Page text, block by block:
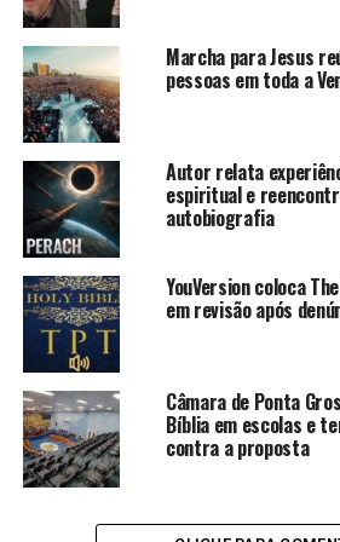
Marcha para Jesus
pessoas em toda a
Autor relata
espiritual e
autobiografia
YouVersion coloca
em revisão após
Câmara de Ponta
Bíblia em escolas e
contra a proposta